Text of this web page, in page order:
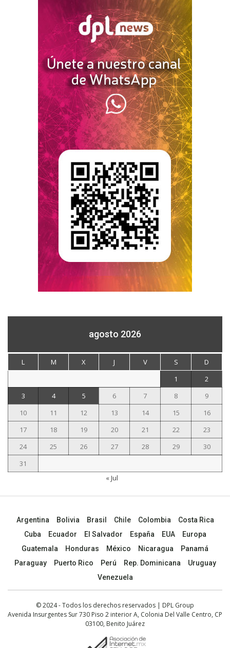
agosto 2026
L M X J V S
D
1
2
3
4 5 6 7 8
9
10
11 12 13 14 15
16
17
18 19 20 21 22
23
24
25 26 27 28 29
30
31
« Jul
Argentina Bolivia Brasil Chile Colombia
Costa Rica
Cuba
Ecuador El Salvador España EUA
Europa
Guatemala
Honduras México Nicaragua
Panamá
Paraguay
Puerto Rico Perú Rep. Dominicana
Uruguay
Venezuela
© 2024 - Todos los derechos reservados | DPL Group
Avenida Insurgentes Sur 730 Piso 2 interior A, Colonia Del Valle Centro, CP
03100, Benito Juárez